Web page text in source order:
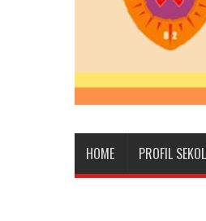
HOME PROFIL